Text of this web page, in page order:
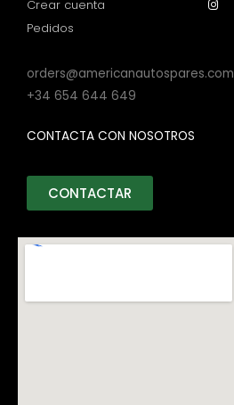
Crear cuenta
Pedidos
orders@americanautospares.com
+34 654 644 649
CONTACTA CON NOSOTROS
CONTACTAR